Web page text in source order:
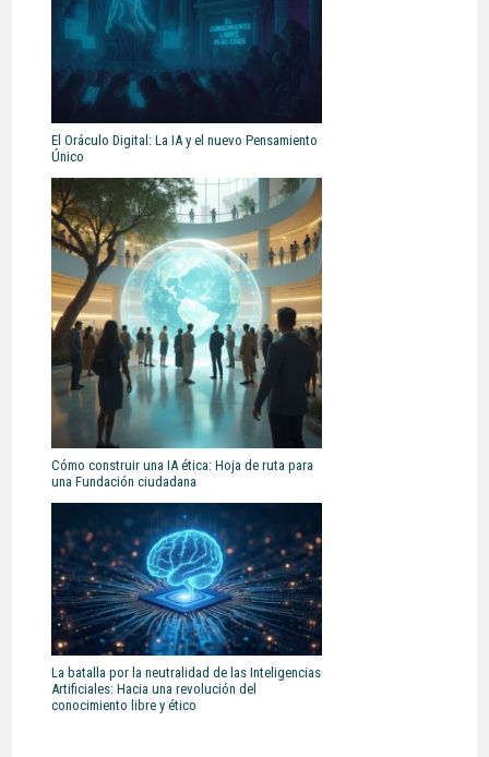
El Oráculo Digital: La IA y el nuevo Pensamiento
Único
Cómo construir una IA ética: Hoja de ruta para
una Fundación ciudadana
La batalla por la neutralidad de las Inteligencias
Artificiales: Hacia una revolución del
conocimiento libre y ético